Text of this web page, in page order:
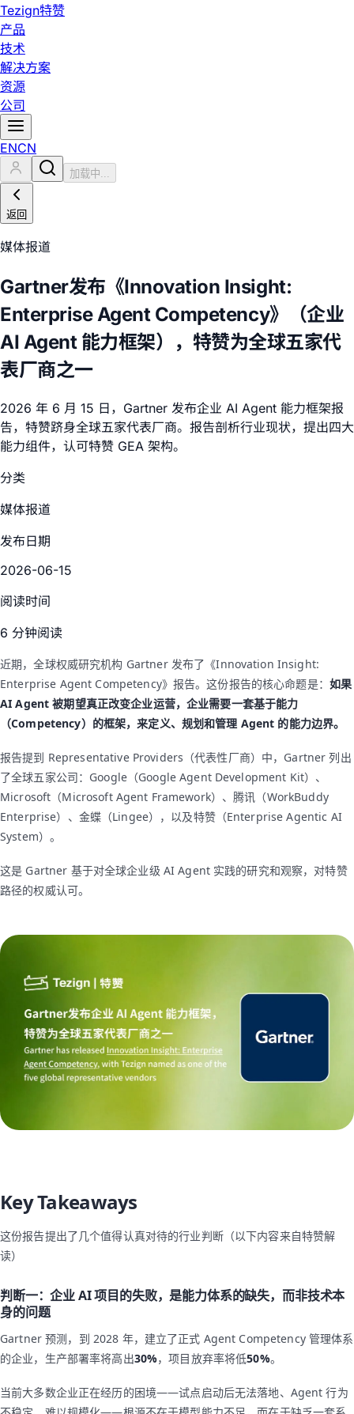
Tezign特赞
产品
技术
解决方案
资源
公司
ENCN
加载中...
返回
媒体报道
Gartner发布《Innovation Insight:
Enterprise Agent Competency》（企业
AI Agent 能力框架），特赞为全球五家代
表厂商之一
2026 年 6 月 15 日，Gartner 发布企业 AI Agent 能力框架报
告，特赞跻身全球五家代表厂商。报告剖析行业现状，提出四大
能力组件，认可特赞 GEA 架构。
分类
媒体报道
发布日期
2026-06-15
阅读时间
6 分钟阅读
近期，全球权威研究机构 Gartner 发布了《Innovation Insight:
Enterprise Agent Competency》报告。这份报告的核心命题是： 如果
AI Agent 被期望真正改变企业运营，企业需要一套基于能力
（Competency）的框架，来定义、规划和管理 Agent 的能力边界。
报告提到 Representative Providers（代表性厂商）中，Gartner 列出
了全球五家公司：Google（Google Agent Development Kit）、
Microsoft（Microsoft Agent Framework）、腾讯（WorkBuddy
Enterprise）、金蝶（Lingee），以及特赞（Enterprise Agentic AI
System）。
这是 Gartner 基于对全球企业级 AI Agent 实践的研究和观察，对特赞
路径的权威认可。
Key Takeaways
这份报告提出了几个值得认真对待的行业判断（以下内容来自特赞解
读）
判断一：企业 AI 项目的失败，是能力体系的缺失，而非技术本
身的问题
Gartner 预测，到 2028 年，建立了正式 Agent Competency 管理体系
的企业，生产部署率将高出30%，项目放弃率将低50%。
当前大多数企业正在经历的困境——试点启动后无法落地、Agent 行为